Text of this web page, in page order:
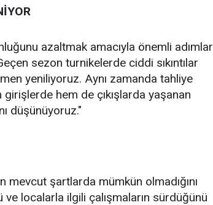
azaltmak amacıyla önemli adımlar
sezon turnikelerde ciddi sıkıntılar
yeniliyoruz. Aynı zamanda tahliye
girişlerde hem de çıkışlarda yaşanan
düşünüyoruz."
mevcut şartlarda mümkün olmadığını
localarla ilgili çalışmaların sürdüğünü